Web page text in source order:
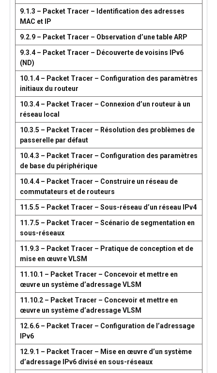
9.1.3 – Packet Tracer – Identification des adresses
MAC et IP
9.2.9 – Packet Tracer – Observation d’une table ARP
9.3.4 – Packet Tracer – Découverte de voisins IPv6
(ND)
10.1.4 – Packet Tracer – Configuration des paramètres
initiaux du routeur
10.3.4 – Packet Tracer – Connexion d’un routeur à un
réseau local
10.3.5 – Packet Tracer – Résolution des problèmes de
passerelle par défaut
10.4.3 – Packet Tracer – Configuration des paramètres
de base du périphérique
10.4.4 – Packet Tracer – Construire un réseau de
commutateurs et de routeurs
11.5.5 – Packet Tracer – Sous-réseau d’un réseau IPv4
11.7.5 – Packet Tracer – Scénario de segmentation en
sous-réseaux
11.9.3 – Packet Tracer – Pratique de conception et de
mise en œuvre VLSM
11.10.1 – Packet Tracer – Concevoir et mettre en
œuvre un système d’adressage VLSM
11.10.2 – Packet Tracer – Concevoir et mettre en
œuvre un système d’adressage VLSM
12.6.6 – Packet Tracer – Configuration de l’adressage
IPv6
12.9.1 – Packet Tracer – Mise en œuvre d’un système
d’adressage IPv6 divisé en sous-réseaux